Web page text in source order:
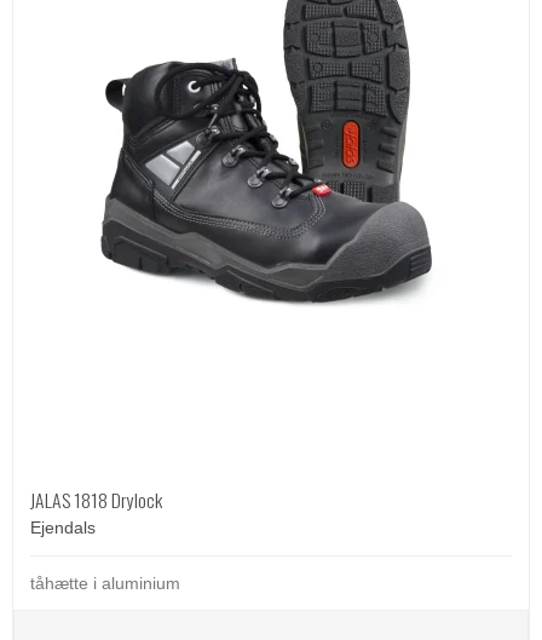
JALAS 1818 Drylock
Ejendals
tåhætte i aluminium